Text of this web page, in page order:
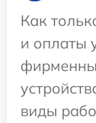
Как
и оплаты
виды